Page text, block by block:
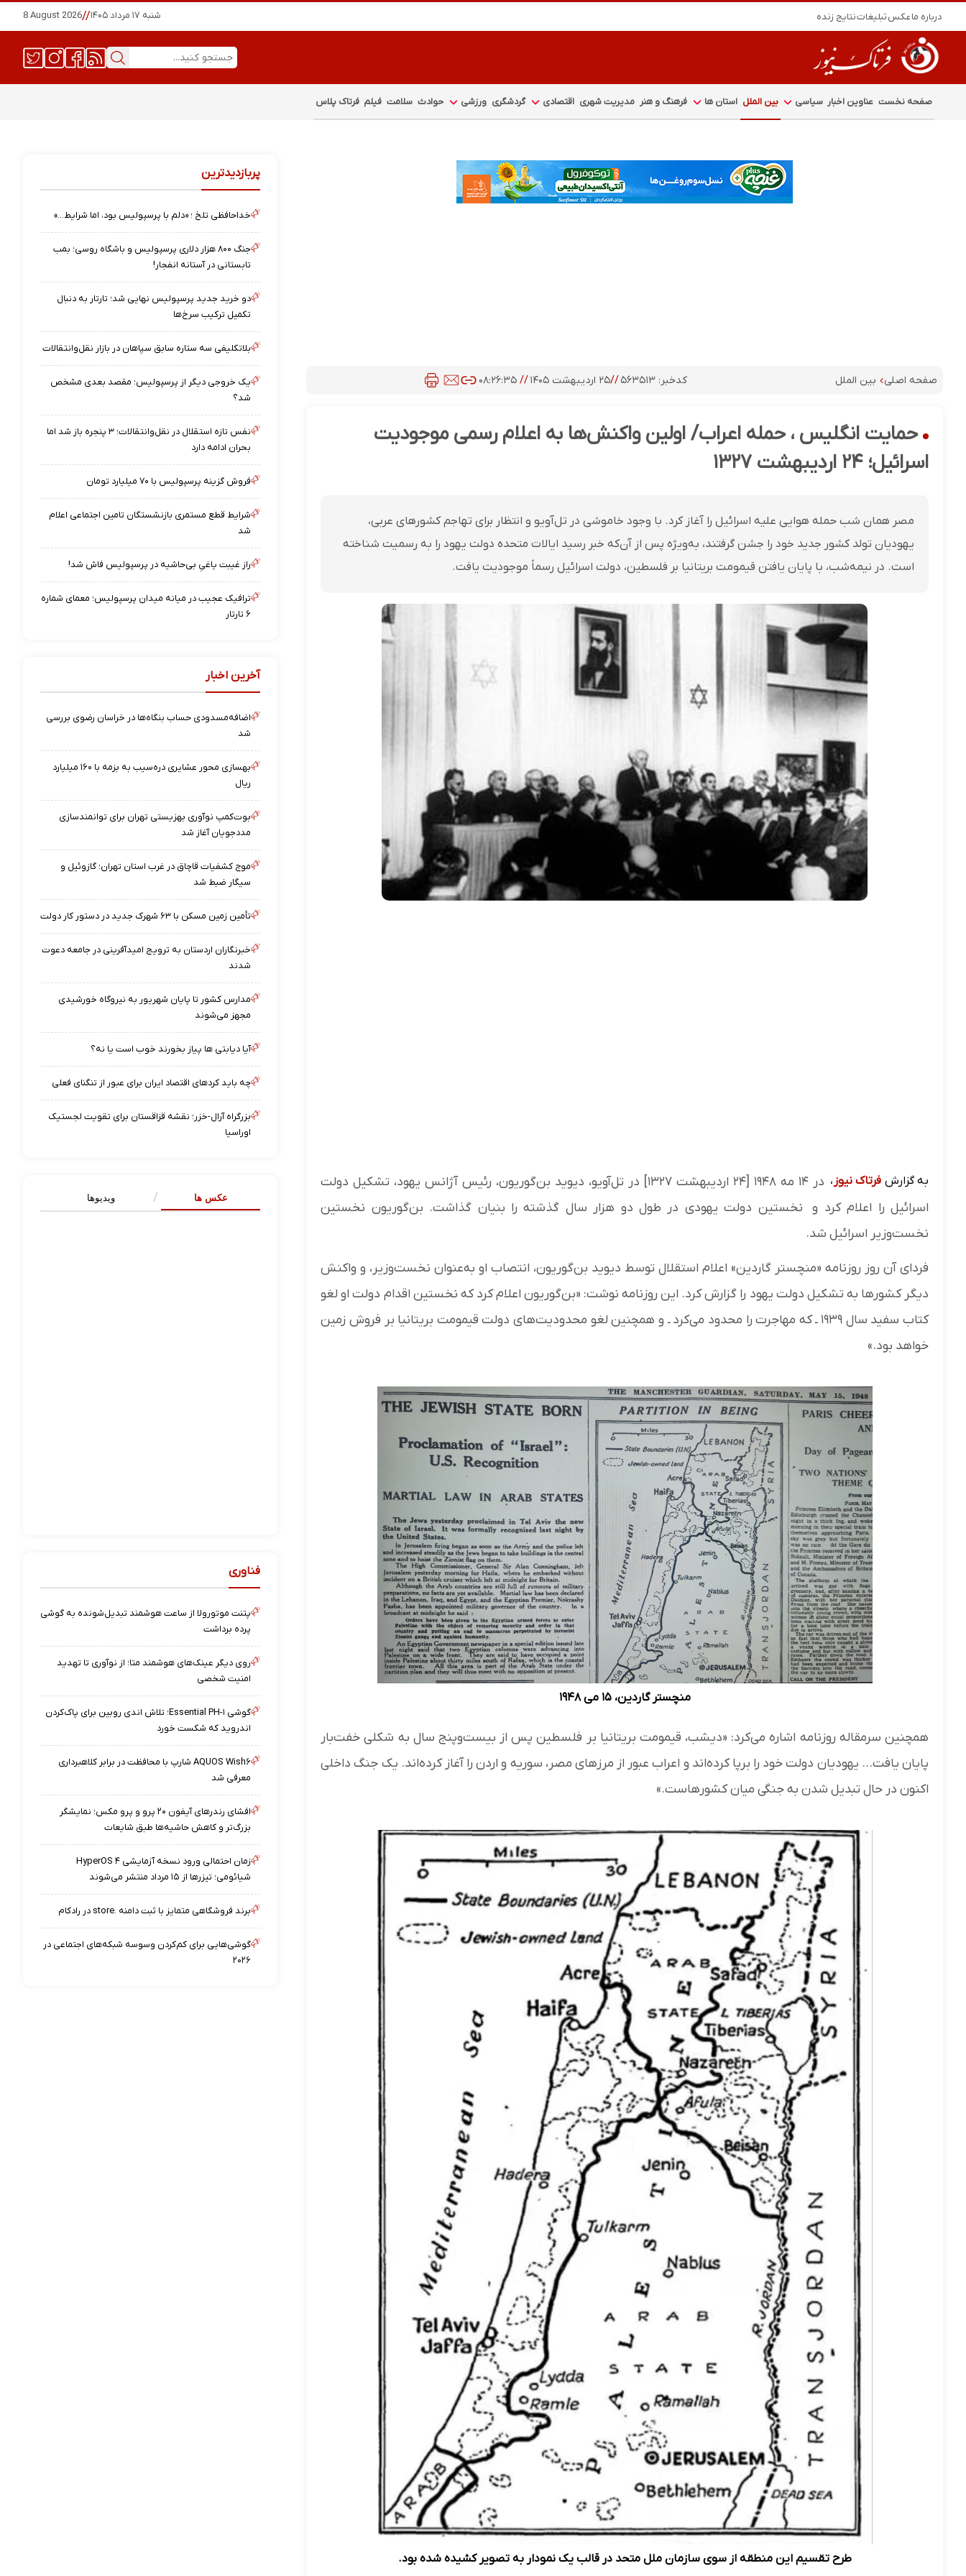
درباره ماعکستبلیغاتنتایج زنده شنبه ۱۷ مرداد ۱۴۰۵ //
8 August 2026
صفحه نخست عناوین اخبار سیاسی بین الملل استان ها فرهنگ و هنر مدیریت شهری اقتصادی گردشگری ورزشی حوادث سلامت فیلم فرتاک پلاس
صفحه اصلی بین الملل کدخبر: ۵۶۳۵۱۳ //۲۵ اردیبهشت ۱۴۰۵ // ۰۸:۲۶:۳۵
حمایت انگلیس ، حمله اعراب/ اولین واکنش‌ها به اعلام رسمی موجودیت
اسرائیل؛ ۲۴ اردیبهشت ۱۳۲۷
مصر همان شب حمله هوایی علیه اسرائیل را آغاز کرد. با وجود خاموشی در تل‌آویو و انتظار برای تهاجم کشورهای عربی،
یهودیان تولد کشور جدید خود را جشن گرفتند، به‌ویژه پس از آن‌که خبر رسید ایالات متحده دولت یهود را به رسمیت شناخته
است. در نیمه‌شب، با پایان یافتن قیمومت بریتانیا بر فلسطین، دولت اسرائیل رسماً موجودیت یافت.
به گزارش فرتاک نیوز ،
در ۱۴ مه ۱۹۴۸ [۲۴ اردیبهشت ۱۳۲۷] در تل‌آویو، دیوید بن‌گوریون، رئیس آژانس یهود، تشکیل دولت
اسرائیل را اعلام کرد و نخستین دولت یهودی در طول دو هزار سال گذشته را بنیان گذاشت. بن‌گوریون نخستین
نخست‌وزیر اسرائیل شد.
فردای آن روز روزنامه «منچستر گاردین» اعلام استقلال توسط دیوید بن‌گوریون، انتصاب او به‌عنوان نخست‌وزیر، و واکنش
دیگر کشورها به تشکیل دولت یهود را گزارش کرد. این روزنامه نوشت: «بن‌گوریون اعلام کرد که نخستین اقدام دولت او لغو
کتاب سفید سال ۱۹۳۹ ـ که مهاجرت را محدود می‌کرد ـ و همچنین لغو محدودیت‌های دولت قیمومت بریتانیا بر فروش زمین
خواهد بود.»
منچستر گاردین، ۱۵ می ۱۹۴۸
همچنین سرمقاله روزنامه اشاره می‌کرد: «دیشب، قیمومت بریتانیا بر فلسطین پس از بیست‌وپنج سال به شکلی خفت‌بار
پایان یافت… یهودیان دولت خود را برپا کرده‌اند و اعراب عبور از مرزهای مصر، سوریه و اردن را آغاز کرده‌اند. یک جنگ داخلی
اکنون در حال تبدیل شدن به جنگی میان کشورهاست.»
طرح تقسیم این منطقه از سوی سازمان ملل متحد در قالب یک نمودار به تصویر کشیده شده بود.
پربازدیدترین
خداحافظی تلخ ؛ «دلم با پرسپولیس بود، اما شرایط…»
جنگ ۸۰۰ هزار دلاری پرسپولیس و باشگاه روسی؛ بمب
تابستانی در آستانه انفجار!
دو خرید جدید پرسپولیس نهایی شد؛ تارتار به دنبال
تکمیل ترکیب سرخ‌ها
بلاتکلیفی سه ستاره سابق سپاهان در بازار نقل‌وانتقالات
یک خروجی دیگر از پرسپولیس؛ مقصد بعدی مشخص
شد؟
نفس تازه استقلال در نقل‌وانتقالات؛ ۳ پنجره باز شد اما
بحران ادامه دارد
فروش گزینه پرسپولیس با ۷۰ میلیارد تومان
شرایط قطع مستمری بازنشستگان تامین اجتماعی اعلام
شد
راز غیبت یاغیِ بی‌حاشیه در پرسپولیس فاش شد!
ترافیک عجیب در میانه میدان پرسپولیس؛ معمای شماره
۶ تارتار
آخرین اخبار
اضافه‌مسدودی حساب بنگاه‌ها در خراسان رضوی بررسی
شد
بهسازی محور عشایری دره‌سیب به بزمه با ۱۶۰ میلیارد
ریال
بوت‌کمپ نوآوری بهزیستی تهران برای توانمندسازی
مددجویان آغاز شد
موج کشفیات قاچاق در غرب استان تهران؛ گازوئیل و
سیگار ضبط شد
تأمین زمین مسکن با ۶۳ شهرک جدید در دستور کار دولت
خبرنگاران اردستان به ترویج امیدآفرینی در جامعه دعوت
شدند
مدارس کشور تا پایان شهریور به نیروگاه خورشیدی
مجهز می‌شوند
آیا دیابتی ها پیاز بخورند خوب است یا نه؟
چه باید کردهای اقتصاد ایران برای عبور از تنگنای فعلی
بزرگراه آرال-خزر؛ نقشه قزاقستان برای تقویت لجستیک
اوراسیا
عکس ها ویدیوها
فناوری
پتنت موتورولا از ساعت هوشمند تبدیل‌شونده به گوشی
پرده برداشت
روی دیگر عینک‌های هوشمند متا؛ از نوآوری تا تهدید
امنیت شخصی
گوشی Essential PH-۱؛ تلاش اندی روبین برای پاک‌کردن
اندروید که شکست خورد
AQUOS Wish۶ شارپ با محافظت در برابر کلاهبرداری
معرفی شد
افشای رندرهای آیفون ۲۰ پرو و پرو مکس؛ نمایشگر
بزرگ‌تر و کاهش حاشیه‌ها طبق شایعات
زمان احتمالی ورود نسخه آزمایشی HyperOS ۴
شیائومی؛ تیزرها از ۱۵ مرداد منتشر می‌شوند
برند فروشگاهی متمایز با ثبت دامنه .store در رادکام
گوشی‌هایی برای کم‌کردن وسوسه شبکه‌های اجتماعی در
۲۰۲۶